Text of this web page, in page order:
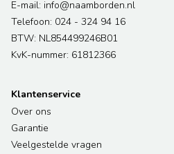
E-mail: info@naamborden.nl
Telefoon: 024 - 324 94 16
BTW: NL854499246B01
KvK-nummer: 61812366
Klantenservice
Over ons
Garantie
Veelgestelde vragen